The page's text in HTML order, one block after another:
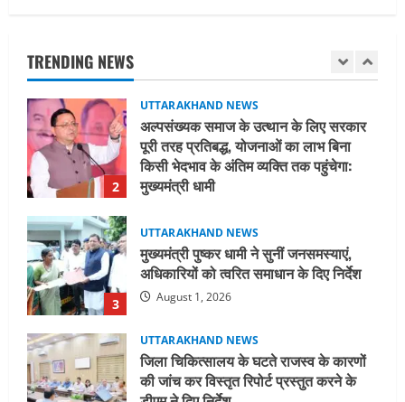
TRENDING NEWS
2
3
UTTARAKHAND NEWS
मुख्यमंत्री पुष्कर धामी ने सुनीं जनसमस्याएं,
अधिकारियों को त्वरित समाधान के दिए निर्देश
August 1, 2026
4
जिला चिकित्सालय के घटते राजस्व के कारणों
की जांच कर विस्तृत रिपोर्ट प्रस्तुत करने के
डीएम ने दिए निर्देश
July 31, 2026
UTTARAKHAND NEWS
ब्रेकिंग न्यूज़ देहरादून में मतदाता सूची पुनरीक्षण
तेज, 5.47 लाख मतदाताओं को नोटिस,